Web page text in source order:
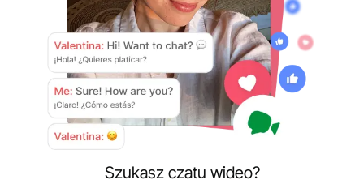
Szukasz czatu wideo?